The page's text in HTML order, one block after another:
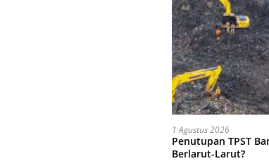
1 Agustus 2026
Penutupan TPST
Berlarut-Larut?